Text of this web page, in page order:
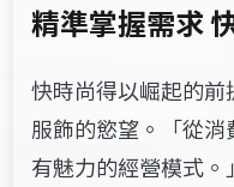
精準掌握需求
快時尚得以崛起的
服飾的慾望。「從
有魅力的經營模式